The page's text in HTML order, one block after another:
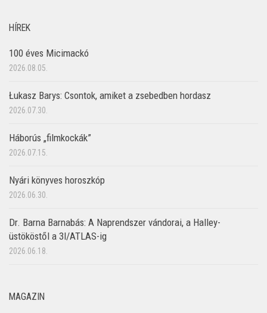
HÍREK
100 éves Micimackó
2026.08.05.
Łukasz Barys: Csontok, amiket a zsebedben hordasz
2026.07.30.
Háborús „filmkockák”
2026.07.15.
Nyári könyves horoszkóp
2026.06.30.
Dr. Barna Barnabás: A Naprendszer vándorai, a Halley-
üstököstől a 3I/ATLAS-ig
2026.06.18.
MAGAZIN